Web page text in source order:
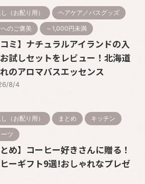
（お配り用） ヘアケア／バスグッズ
のご褒美 ～1,000円未満
コミ】ナチュラルアイランドの入
試しセットをレビュー！北海道
のアロマバスエッセンス
8/4
（お配り用） まとめ キッチン
ツ
とめ】コーヒー好きさんに贈る！
ーギフト9選!おしゃれなプレゼ